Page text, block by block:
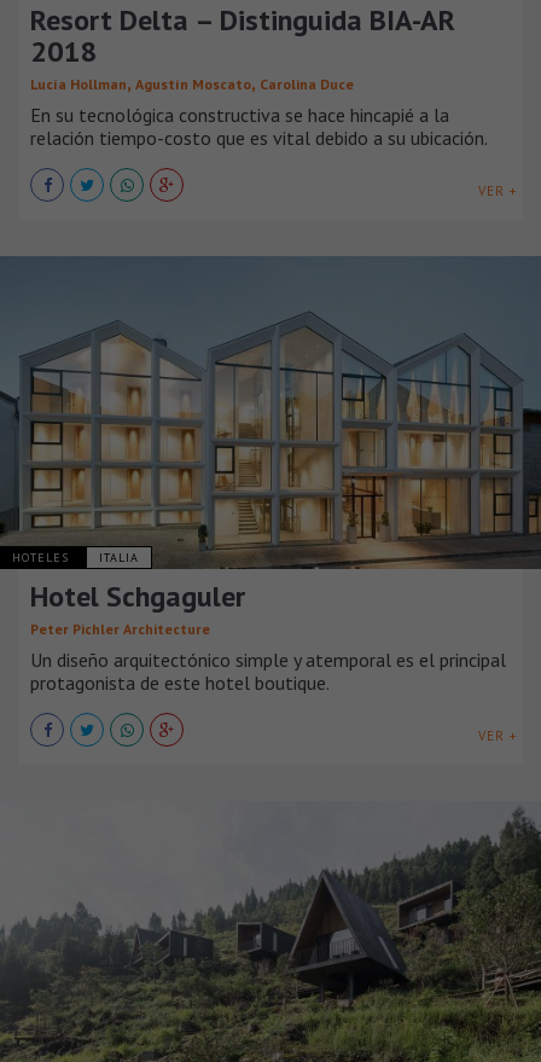
Resort Delta – Distinguida BIA-AR
2018
Lucía Hollman, Agustín Moscato, Carolina Duce
En su tecnológica constructiva se hace hincapié a la
relación tiempo-costo que es vital debido a su ubicación.
VER +
HOTELES ITALIA
Hotel Schgaguler
Peter Pichler Architecture
Un diseño arquitectónico simple y atemporal es el principal
protagonista de este hotel boutique.
VER +